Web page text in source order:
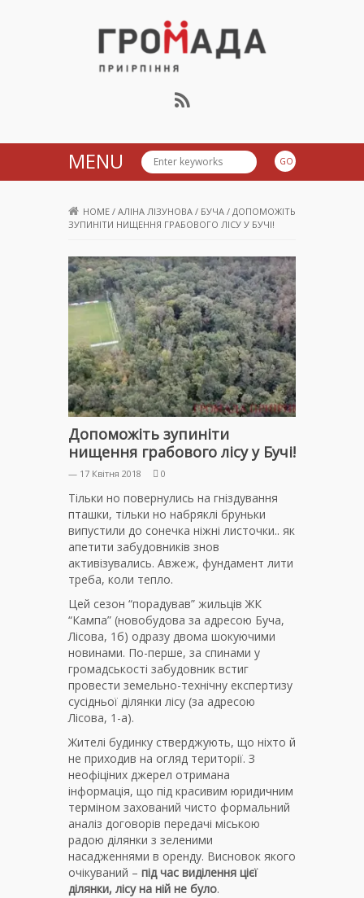
Громада Приірпіння
MENU
HOME / АЛІНА ЛІЗУНОВА / БУЧА / ДОПОМОЖІТЬ
ЗУПИНІТИ НИЩЕННЯ ГРАБОВОГО ЛІСУ У БУЧІ!
Допоможіть зупиніти
нищення грабового лісу у Бучі!
— 17 Квітня 2018 0
Тільки но повернулись на гніздування
пташки, тільки но набряклі бруньки
випустили до сонечка ніжні листочки.. як
апетити забудовників знов
активізувались. Авжеж, фундамент лити
треба, коли тепло.
Цей сезон “порадував” жильців ЖК
“Кампа” (новобудова за адресою Буча,
Лісова, 1б) одразу двома шокуючими
новинами. По-перше, за спинами у
громадськості забудовник встиг
провести земельно-технічну експертизу
сусідньої ділянки лісу (за адресою
Лісова, 1-а).
Жителі будинку стверджують, що ніхто й
не приходив на огляд території. З
неофіціних джерел отримана
інформація, що під красивим юридичним
терміном захований чисто формальний
аналіз договорів передачі міською
радою ділянки з зеленими
насадженнями в оренду. Висновок якого
очікуваний – під час виділення цієї
ділянки, лісу на ній не було.